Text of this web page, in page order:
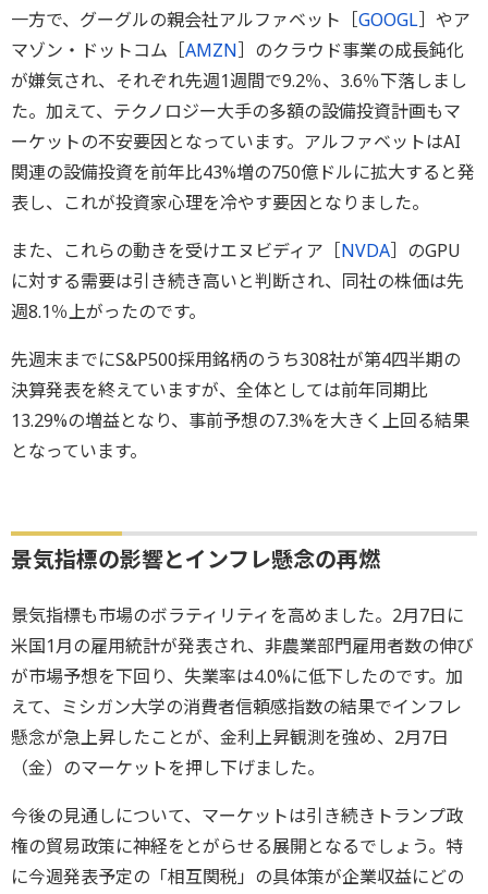
一方で、グーグルの親会社アルファベット［GOOGL］やア
マゾン・ドットコム［AMZN］のクラウド事業の成長鈍化
が嫌気され、それぞれ先週1週間で9.2％、3.6％下落しまし
た。加えて、テクノロジー大手の多額の設備投資計画もマ
ーケットの不安要因となっています。アルファベットはAI
関連の設備投資を前年比43%増の750億ドルに拡大すると発
表し、これが投資家心理を冷やす要因となりました。
また、これらの動きを受けエヌビディア［NVDA］のGPU
に対する需要は引き続き高いと判断され、同社の株価は先
週8.1％上がったのです。
先週末までにS&P500採用銘柄のうち308社が第4四半期の
決算発表を終えていますが、全体としては前年同期比
13.29%の増益となり、事前予想の7.3%を大きく上回る結果
となっています。
景気指標の影響とインフレ懸念の再燃
景気指標も市場のボラティリティを高めました。2月7日に
米国1月の雇用統計が発表され、非農業部門雇用者数の伸び
が市場予想を下回り、失業率は4.0%に低下したのです。加
えて、ミシガン大学の消費者信頼感指数の結果でインフレ
懸念が急上昇したことが、金利上昇観測を強め、2月7日
（金）のマーケットを押し下げました。
今後の見通しについて、マーケットは引き続きトランプ政
権の貿易政策に神経をとがらせる展開となるでしょう。特
に今週発表予定の「相互関税」の具体策が企業収益にどの